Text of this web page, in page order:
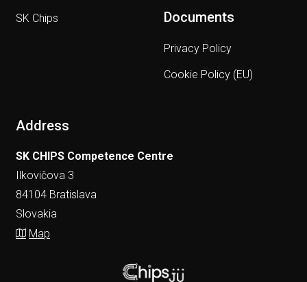
SK Chips
Documents
Privacy Policy
Cookie Policy (EU)
Address
SK CHIPS Competence Centre
Ilkovičova 3
84104 Bratislava
Slovakia
Map